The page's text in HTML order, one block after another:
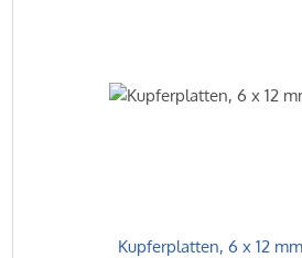
Kupferplatten, 6 x 12